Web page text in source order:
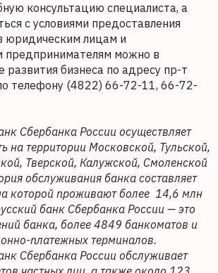
консультацию специалиста, а
с условиями предоставления
юридическим лицам и
предпринимателям можно в
развития бизнеса по адресу пр-т
телефону (4822) 66-72-11, 66-72-
Сбербанка России осуществляет
на территории Московской, Тульской,
Тверской, Калужской, Смоленской
обслуживания банка составляет
которой проживают более 14,6 млн
банк Сбербанка России — это
банка, более 4849 банкоматов и
платежных терминалов.
Сбербанка России обслуживает